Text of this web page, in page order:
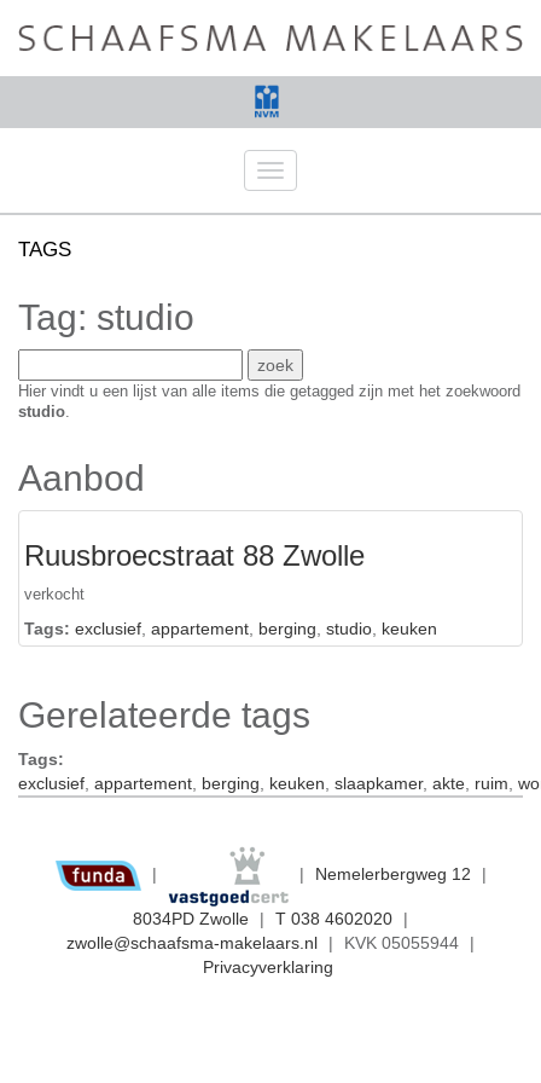
Navigatie
TAGS
Tag: studio
Hier vindt u een lijst van alle items die getagged zijn met het zoekwoord
studio
Aanbod
Ruusbroecstraat 88 Zwolle
verkocht
Tags: exclusief appartement berging studio keuken
Gerelateerde tags
Tags:
exclusief appartement berging keuken slaapkamer, akte ruim
| | Nemelerbergweg 12 |
8034PD Zwolle | T 038 4602020
|
zwolle@schaafsma-makelaars.nl
| KVK 05055944
|
Privacyverklaring